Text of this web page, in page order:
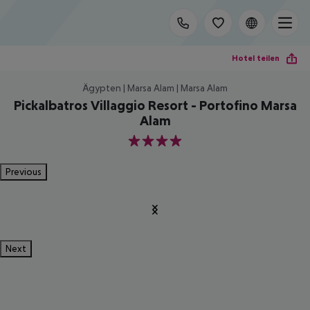
Hotel teilen
Ägypten | Marsa Alam | Marsa Alam
Pickalbatros Villaggio Resort - Portofino Marsa
Alam
4
Previous
Next